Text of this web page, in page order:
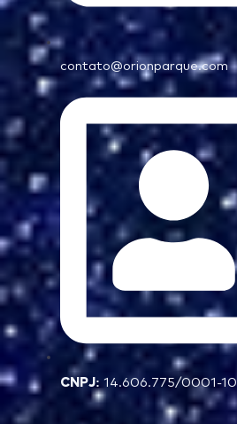
contato@orionparque.com
CNPJ: 14.606.775/0001-10